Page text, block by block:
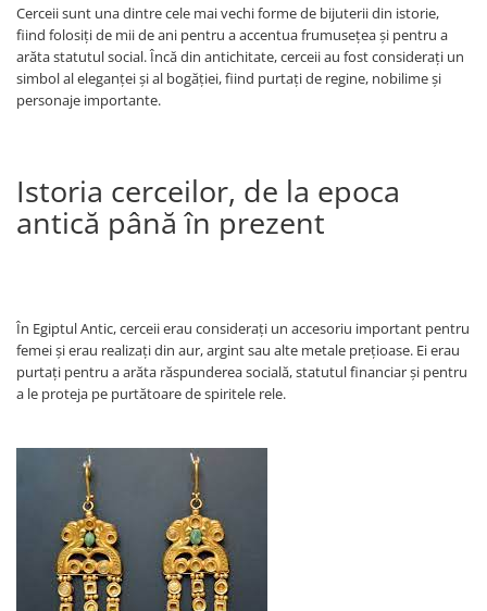
Cerceii sunt una dintre cele mai vechi forme de bijuterii din istorie,
fiind folosiți de mii de ani pentru a accentua frumusețea și pentru a
arăta statutul social. Încă din antichitate, cerceii au fost considerați un
simbol al eleganței și al bogăției, fiind purtați de regine, nobilime și
personaje importante.
Istoria cerceilor, de la epoca
antică până în prezent
În Egiptul Antic, cerceii erau considerați un accesoriu important pentru
femei și erau realizați din aur, argint sau alte metale prețioase. Ei erau
purtați pentru a arăta răspunderea socială, statutul financiar și pentru
a le proteja pe purtătoare de spiritele rele.